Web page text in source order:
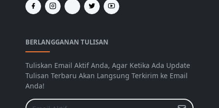
BERLANGGANAN TULISAN
Tuliskan Email Aktif Anda, Agar Ketika Ada Update
Tulisan Terbaru Akan Langsung Terkirim ke Email
Anda!